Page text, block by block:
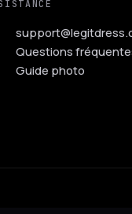
Questions
Guide photo